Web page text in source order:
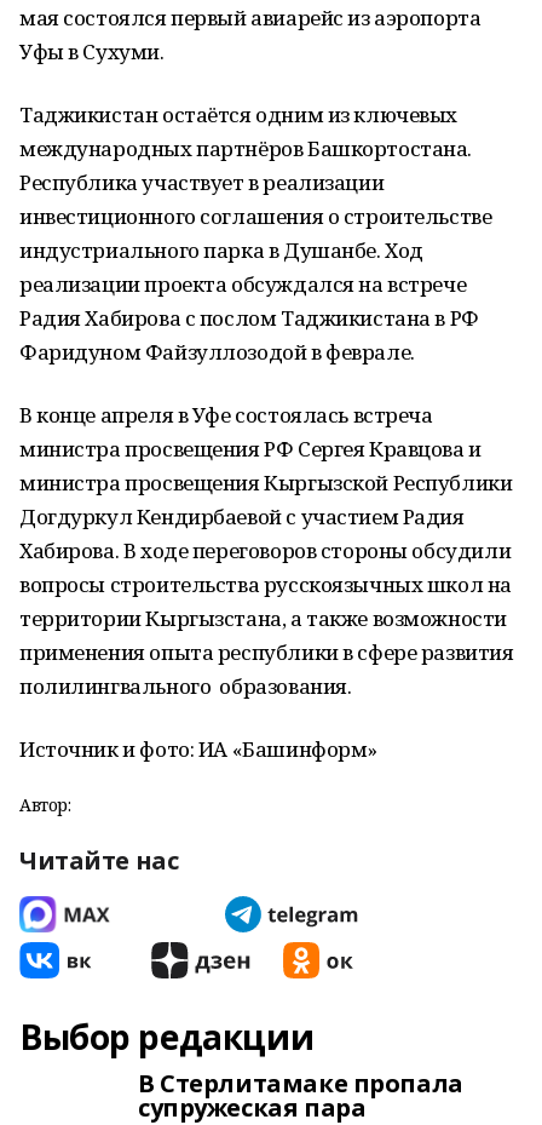
мая состоялся первый авиарейс из аэропорта
Уфы в Сухуми.
Таджикистан остаётся одним из ключевых
международных партнёров Башкортостана.
Республика участвует в реализации
инвестиционного соглашения о строительстве
индустриального парка в Душанбе. Ход
реализации проекта обсуждался на встрече
Радия Хабирова с послом Таджикистана в РФ
Фаридуном Файзуллозодой в феврале.
В конце апреля в Уфе состоялась встреча
министра просвещения РФ Сергея Кравцова и
министра просвещения Кыргызской Республики
Догдуркул Кендирбаевой с участием Радия
Хабирова. В ходе переговоров стороны обсудили
вопросы строительства русскоязычных школ на
территории Кыргызстана, а также возможности
применения опыта республики в сфере развития
полилингвального образования.
Источник и фото: ИА «Башинформ»
Автор:
Читайте нас
Выбор редакции
В Стерлитамаке пропала
супружеская пара